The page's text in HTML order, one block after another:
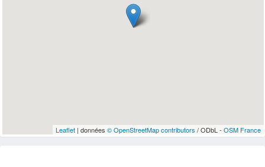
Leaflet| données © OpenStreetMap contributors / ODbL - OSM France